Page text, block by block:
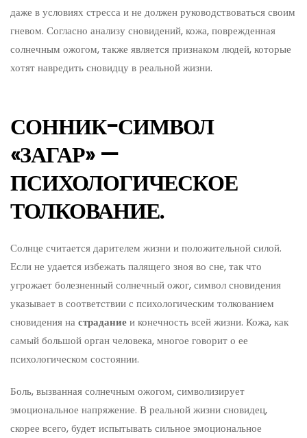
даже в условиях стресса и не должен руководствоваться своим
гневом. Согласно анализу сновидений, кожа, поврежденная
солнечным ожогом, также является признаком людей, которые
хотят навредить сновидцу в реальной жизни.
СОННИК-СИМВОЛ
«ЗАГАР» —
ПСИХОЛОГИЧЕСКОЕ
ТОЛКОВАНИЕ.
Солнце считается дарителем жизни и положительной силой.
Если не удается избежать палящего зноя во сне, так что
угрожает болезненный солнечный ожог, символ сновидения
указывает в соответствии с психологическим толкованием
сновидения настраданиеи конечность всей жизни. Кожа, как
самый большой орган человека, многое говорит о ее
психологическом состоянии.
Боль, вызванная солнечным ожогом, символизирует
эмоциональное напряжение. В реальной жизни сновидец,
скорее всего, будет испытывать сильное эмоциональное